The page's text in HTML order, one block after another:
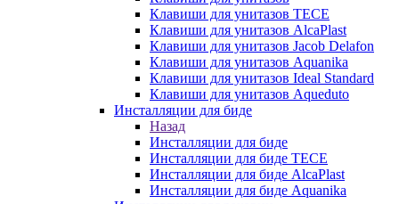
Клавиши для унитазов TECE
Клавиши для унитазов AlcaPlast
Клавиши для унитазов Jacob Delafon
Клавиши для унитазов Aquanika
Клавиши для унитазов Ideal Standard
Клавиши для унитазов Aqueduto
Инсталляции для биде
Назад
Инсталляции для биде
Инсталляции для биде TECE
Инсталляции для биде AlcaPlast
Инсталляции для биде Aquanika